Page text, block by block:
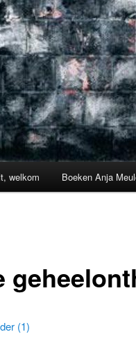
welkom Boeken Anja
(1)